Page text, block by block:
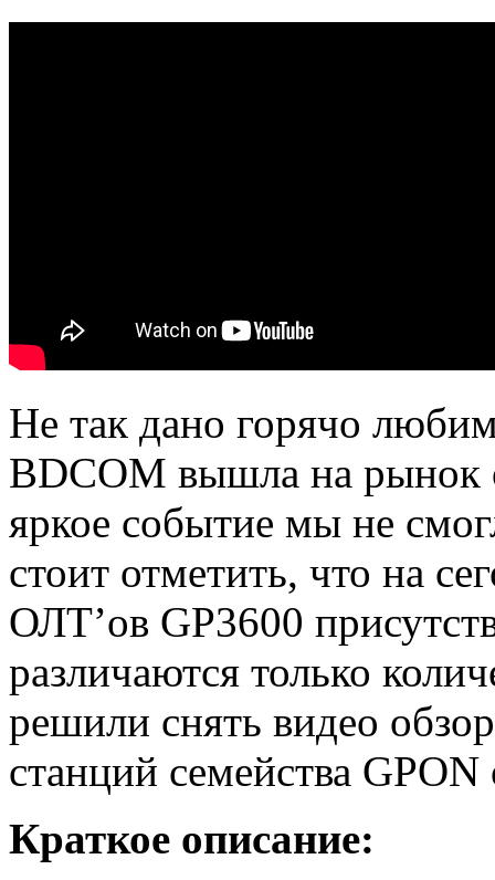
Не так дано горячо
BDCOM вышла на рынок
яркое событие мы не
стоит отметить, что на
ОЛТ’ов GP3600
различаются только
решили снять видео
станций семейства
Краткое описание: